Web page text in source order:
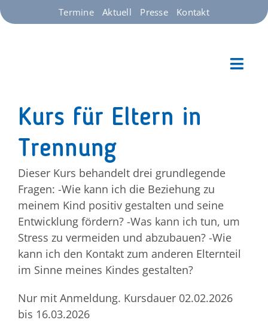
Zum
Inhalt
Termine Aktuell Presse Kontakt
Jetzt
Kurs für Eltern in
Trennung
Dieser Kurs behandelt drei grundlegende
Fragen: -Wie kann ich die Beziehung zu
meinem Kind positiv gestalten und seine
Entwicklung fördern? -Was kann ich tun, um
Stress zu vermeiden und abzubauen? -Wie
kann ich den Kontakt zum anderen Elternteil
im Sinne meines Kindes gestalten?
Nur mit Anmeldung. Kursdauer 02.02.2026
bis 16.03.2026